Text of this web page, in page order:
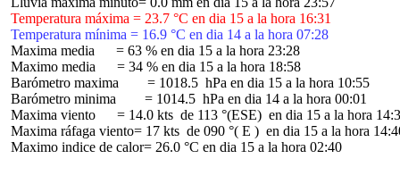
Temperatura máxima = 23.7 °C en dia 15 a la hora 16:31
Temperatura mínima = 16.9 °C en dia 14 a la hora 07:28
Maxima media      = 63 % en dia 15 a la hora 23:28
Maximo media      = 34 % en dia 15 a la hora 18:58
Barómetro maxima        = 1018.5  hPa en dia 15 a la hora 10:55
Barómetro minima        = 1014.5  hPa en dia 14 a la hora 00:01
Maxima viento      = 14.0 kts  de 113 °(ESE)  en dia 15 a la hora
Maxima ráfaga viento= 17 kts  de 090 °( E )  en dia 15 a la hora
Maximo indice de calor= 26.0 °C en dia 15 a la hora 02:40